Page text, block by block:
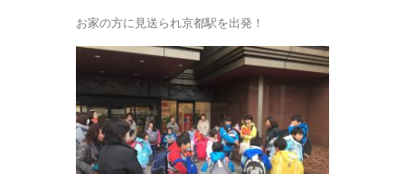
お家の方に見送られ京都駅を出発！